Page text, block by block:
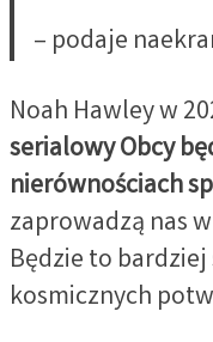
– podaje
Noah Hawley w
serialowy Obcy
nierównościach
zaprowadzą nas
Będzie to
kosmicznych